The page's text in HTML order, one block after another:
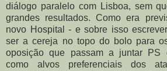
diálogo paralelo com Lisboa, sem
grandes resultados. Como era
novo Hospital - e sobre isso
ser a cereja no topo do bolo para
oposição que passam a juntar PS
como alvos preferenciais dos